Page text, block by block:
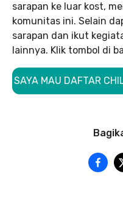
sarapan ke luar kost,
komunitas ini. Selain
sarapan dan ikut
lainnya. Klik tombol di
SAYA MAU DAFTAR